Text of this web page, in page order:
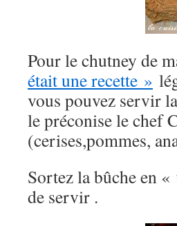
Pour le chutney de
était une recette »
vous pouvez servir
le préconise le chef
(cerises,pommes,
Sortez la bûche en
de servir .